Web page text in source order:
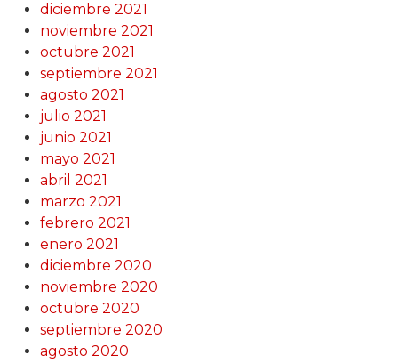
diciembre 2021
noviembre 2021
octubre 2021
septiembre 2021
agosto 2021
julio 2021
junio 2021
mayo 2021
abril 2021
marzo 2021
febrero 2021
enero 2021
diciembre 2020
noviembre 2020
octubre 2020
septiembre 2020
agosto 2020